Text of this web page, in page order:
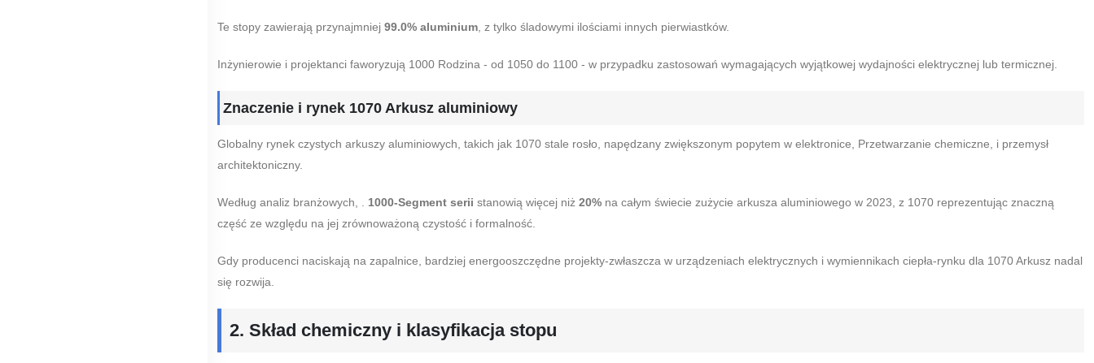
Te stopy zawierają przynajmniej 99.0% aluminium , z tylko śladowymi ilościami innych pierwiastków.
Inżynierowie i projektanci faworyzują 1000 Rodzina - od 1050 do 1100 - w przypadku zastosowań wymagających wyjątkowej wydajności elektrycznej lub termicznej.
Znaczenie i rynek 1070 Arkusz aluminiowy
Globalny rynek czystych arkuszy aluminiowych, takich jak 1070 stale rosło, napędzany zwiększonym popytem w elektronice, Przetwarzanie chemiczne, i przemysł
architektoniczny.
Według analiz branżowych, . 1000-Segment serii stanowią więcej niż 20% na całym świecie zużycie arkusza aluminiowego w 2023, z 1070 reprezentując znaczną
część ze względu na jej zrównoważoną czystość i formalność.
Gdy producenci naciskają na zapalnice, bardziej energooszczędne projekty-zwłaszcza w urządzeniach elektrycznych i wymiennikach ciepła-rynku dla 1070 Arkusz nadal
się rozwija.
2. Skład chemiczny i klasyfikacja stopu